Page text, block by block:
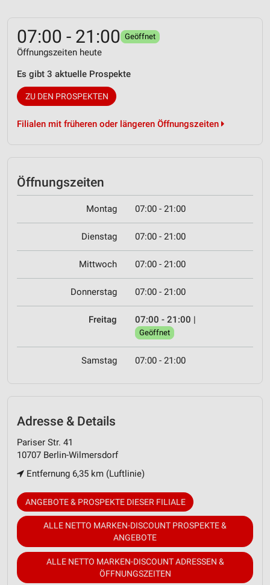
07:00 - 21:00 Geöffnet
Öffnungszeiten heute
Es gibt 3 aktuelle Prospekte
ZU DEN PROSPEKTEN
Filialen mit früheren oder längeren Öffnungszeiten
Öffnungszeiten
Montag 07:00 - 21:00
Dienstag 07:00 - 21:00
Mittwoch 07:00 - 21:00
Donnerstag 07:00 - 21:00
Freitag 07:00 - 21:00 |
Geöffnet
Samstag 07:00 - 21:00
Adresse & Details
Pariser Str. 41
10707 Berlin-Wilmersdorf
Entfernung 6,35 km (Luftlinie)
ANGEBOTE & PROSPEKTE DIESER FILIALE
ALLE NETTO MARKEN-DISCOUNT PROSPEKTE &
ANGEBOTE
ALLE NETTO MARKEN-DISCOUNT ADRESSEN &
ÖFFNUNGSZEITEN